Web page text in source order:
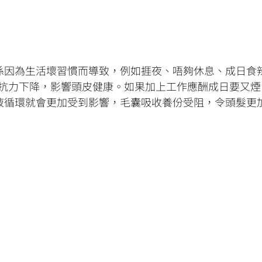
為生活壞習慣而導致，例如捱夜、唔夠休息、成日食
力下降，影響頭皮健康。如果加上工作應酬成日要又煙
環就會更加受到影響，毛囊吸收養份受阻，令頭髮更